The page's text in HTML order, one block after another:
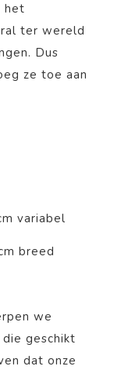
het
ter wereld
Dus
ze toe aan
variabel
breed
we
geschikt
dat onze